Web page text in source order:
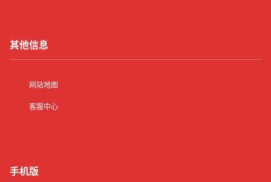
其他信息
网站地图
客服中心
手机版